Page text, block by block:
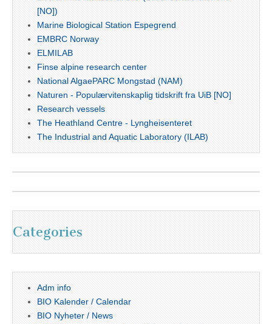
[NO])
Marine Biological Station Espegrend
EMBRC Norway
ELMILAB
Finse alpine research center
National AlgaePARC Mongstad (NAM)
Naturen - Populærvitenskaplig tidskrift fra UiB [NO]
Research vessels
The Heathland Centre - Lyngheisenteret
The Industrial and Aquatic Laboratory (ILAB)
Categories
Adm info
BIO Kalender / Calendar
BIO Nyheter / News